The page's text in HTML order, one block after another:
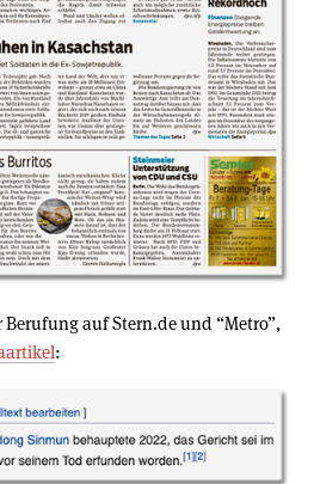
auf Stern.de und “Metro”,
: